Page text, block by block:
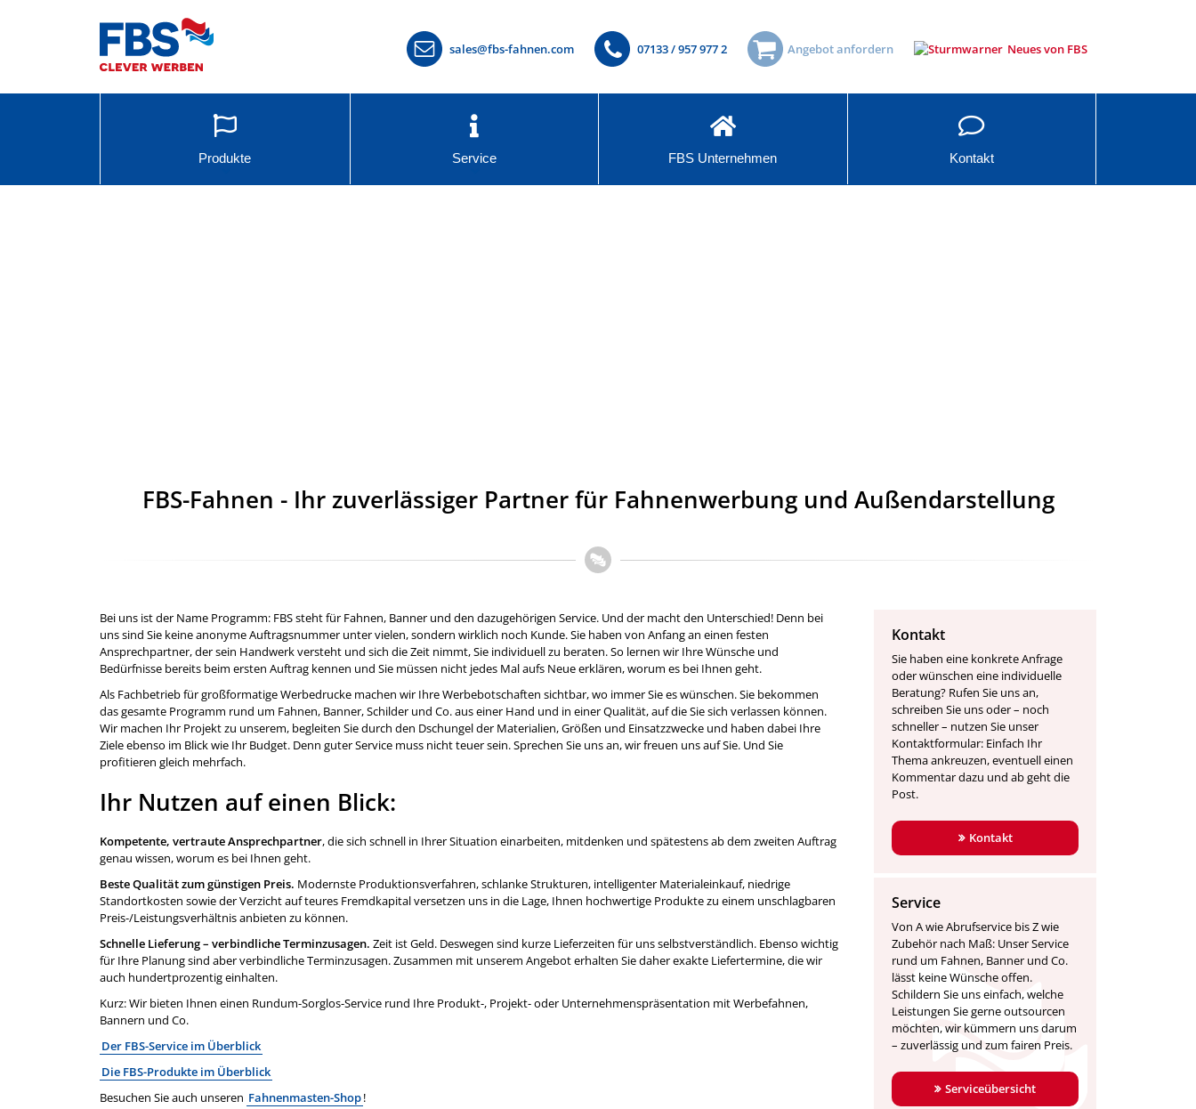
sales@fbs-fahnen.com 07133 / 957 977 2 Angebot anfordern Neues von FBS
Produkte Service FBS Unternehmen Kontakt
FBS-Fahnen - Ihr zuverlässiger Partner für Fahnenwerbung und Außendarstellung
Bei uns ist der Name Programm: FBS steht für Fahnen, Banner und den dazugehörigen Service. Und der macht den Unterschied! Denn bei
uns sind Sie keine anonyme Auftragsnummer unter vielen, sondern wirklich noch Kunde. Sie haben von Anfang an einen festen
Ansprechpartner, der sein Handwerk versteht und sich die Zeit nimmt, Sie individuell zu beraten. So lernen wir Ihre Wünsche und
Bedürfnisse bereits beim ersten Auftrag kennen und Sie müssen nicht jedes Mal aufs Neue erklären, worum es bei Ihnen geht.
Als Fachbetrieb für großformatige Werbedrucke machen wir Ihre Werbebotschaften sichtbar, wo immer Sie es wünschen. Sie bekommen
das gesamte Programm rund um Fahnen, Banner, Schilder und Co. aus einer Hand und in einer Qualität, auf die Sie sich verlassen können.
Wir machen Ihr Projekt zu unserem, begleiten Sie durch den Dschungel der Materialien, Größen und Einsatzzwecke und haben dabei Ihre
Ziele ebenso im Blick wie Ihr Budget. Denn guter Service muss nicht teuer sein. Sprechen Sie uns an, wir freuen uns auf Sie. Und Sie
profitieren gleich mehrfach.
Ihr Nutzen auf einen Blick:
Kompetente, vertraute Ansprechpartner, die sich schnell in Ihrer Situation einarbeiten, mitdenken und spätestens ab dem zweiten Auftrag
genau wissen, worum es bei Ihnen geht.
Beste Qualität zum günstigen Preis. Modernste Produktionsverfahren, schlanke Strukturen, intelligenter Materialeinkauf, niedrige
Standortkosten sowie der Verzicht auf teures Fremdkapital versetzen uns in die Lage, Ihnen hochwertige Produkte zu einem unschlagbaren
Preis-/Leistungsverhältnis anbieten zu können.
Schnelle Lieferung – verbindliche Terminzusagen. Zeit ist Geld. Deswegen sind kurze Lieferzeiten für uns selbstverständlich. Ebenso wichtig
für Ihre Planung sind aber verbindliche Terminzusagen. Zusammen mit unserem Angebot erhalten Sie daher exakte Liefertermine, die wir
auch hundertprozentig einhalten.
Kurz: Wir bieten Ihnen einen Rundum-Sorglos-Service rund Ihre Produkt-, Projekt- oder Unternehmenspräsentation mit Werbefahnen,
Bannern und Co.
Der FBS-Service im Überblick
Die FBS-Produkte im Überblick
Besuchen Sie auch unseren Fahnenmasten-Shop!
Kontakt
Sie haben eine konkrete Anfrage
oder wünschen eine individuelle
Beratung? Rufen Sie uns an,
schreiben Sie uns oder – noch
schneller – nutzen Sie unser
Kontaktformular: Einfach Ihr
Thema ankreuzen, eventuell einen
Kommentar dazu und ab geht die
Post.
Kontakt
Service
Von A wie Abrufservice bis Z wie
Zubehör nach Maß: Unser Service
rund um Fahnen, Banner und Co.
lässt keine Wünsche offen.
Schildern Sie uns einfach, welche
Leistungen Sie gerne outsourcen
möchten, wir kümmern uns darum
– zuverlässig und zum fairen Preis.
Serviceübersicht